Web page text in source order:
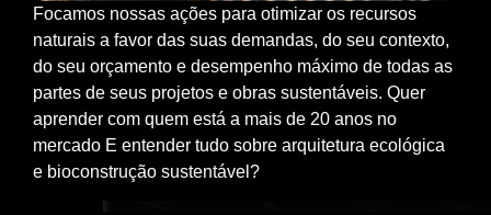
Focamos nossas ações para otimizar os recursos
naturais a favor das suas demandas, do seu contexto,
do seu orçamento e desempenho máximo de todas as
partes de seus projetos e obras sustentáveis. Quer
aprender com quem está a mais de 20 anos no
mercado E entender tudo sobre arquitetura ecológica
e bioconstrução sustentável?